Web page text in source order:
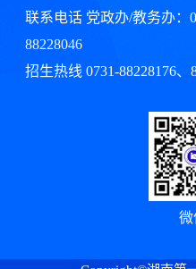
联系电话 党政办/教务办：
88228046
招生热线 0731-88228176、
微